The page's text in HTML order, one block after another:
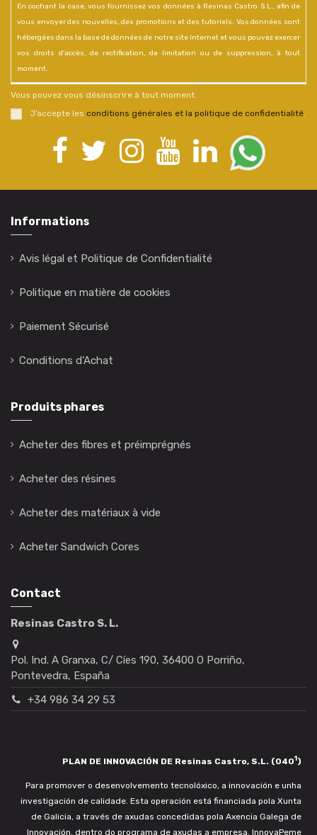
En cochant la case, vous fournissez vos données à Resinas Castro S.L., afin de
vous envoyer des nouvelles, des promotions et des tutoriels. Vos données sont
hébergées dans la base de données de notre site Internet et vous pouvez exercer
vos droits d'accès, de rectification, de limitation ou de suppression, à tout
moment.
Vous pouvez vous désinscrire à tout moment.
J’accepte les conditions générales et la politique de confidentialité.
Informations
Avis légal et Politique de Confidentialité
Politique en matière de cookies
Paiement Sécurisé
Conditions d'Achat
Produits phares
Acheter des fibres et préimprégnés
Acheter des résines
Acheter des matériaux à vide
Acheter Sandwich Cores
Contact
Resinas Castro S. L.
Pol. Ind. A Granxa, C/ Cíes 190, 36400 O Porriño,
Pontevedra, España
+34 986 34 29 53
PLAN DE INNOVACIÓN DE Resinas Castro, S.L. (0401)
Para promover o desenvolvemento tecnolóxico, a innovación e unha
investigación de calidade. Esta operación está financiada pola Xunta
de Galicia, a través de axudas concedidas pola Axencia Galega de
Innovación, dentro do programa de axudas a empresa. InnovaPeme